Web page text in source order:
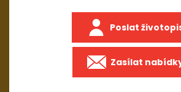
Poslat
Zasílat